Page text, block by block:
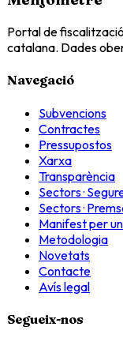
Portal de
catalana. Dades
Navegació
Subvencions
Contractes
Pressupostos
Xarxa
Transparència
Sectors ·
Sectors ·
Manifest per
Metodologia
Novetats
Contacte
Avís legal
Segueix-nos